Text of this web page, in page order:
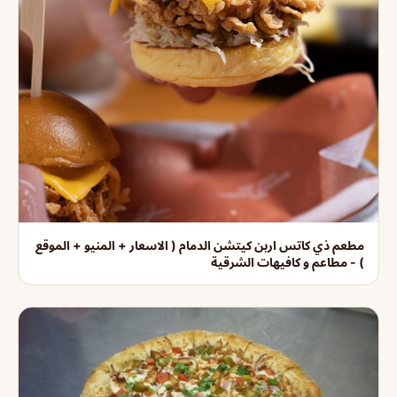
مطعم ذي كاتس اربن كيتشن الدمام ( الاسعار + المنيو + الموقع
) - مطاعم و كافيهات الشرقية